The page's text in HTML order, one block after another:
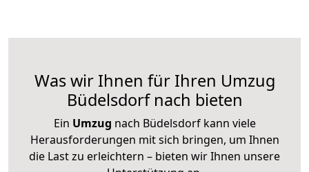
Was wir Ihnen für Ihren Umzug
Büdelsdorf nach bieten
Ein Umzug nach Büdelsdorf kann viele
Herausforderungen mit sich bringen, um Ihnen
die Last zu erleichtern – bieten wir Ihnen unsere